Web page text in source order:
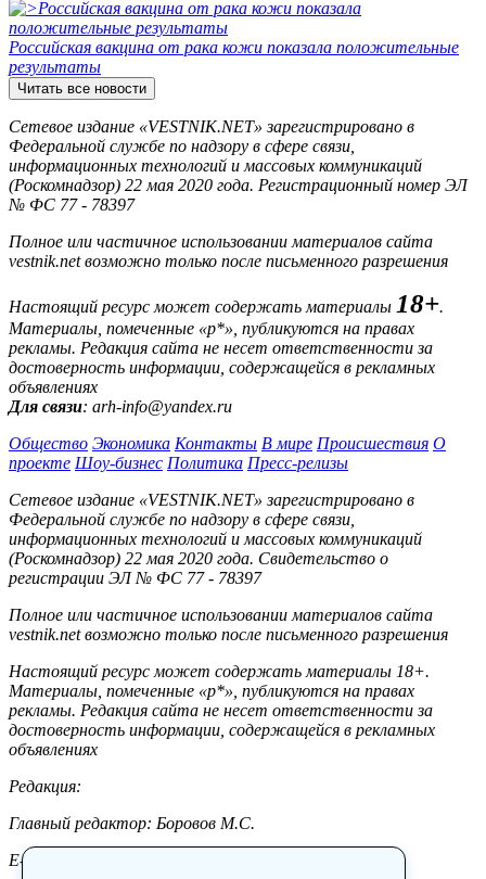
Российская вакцина от рака кожи показала положительные
результаты
Читать все новости
Сетевое издание «VESTNIK.NET» зарегистрировано в
Федеральной службе по надзору в сфере связи,
информационных технологий и массовых коммуникаций
(Роскомнадзор) 22 мая 2020 года. Регистрационный номер ЭЛ
№ ФС 77 - 78397
Полное или частичное использовании материалов сайта
vestnik.net возможно только после письменного разрешения
Настоящий ресурс может содержать материалы 18+.
Материалы, помеченные «р*», публикуются на правах
рекламы. Редакция сайта не несет ответственности за
достоверность информации, содержащейся в рекламных
объявлениях
Для связи: arh-info@yandex.ru
Общество Экономика Контакты В мире Происшествия О
проекте Шоу-бизнес Политика Пресс-релизы
Сетевое издание «VESTNIK.NET» зарегистрировано в
Федеральной службе по надзору в сфере связи,
информационных технологий и массовых коммуникаций
(Роскомнадзор) 22 мая 2020 года. Свидетельство о
регистрации ЭЛ № ФС 77 - 78397
Полное или частичное использовании материалов сайта
vestnik.net возможно только после письменного разрешения
Настоящий ресурс может содержать материалы 18+.
Материалы, помеченные «р*», публикуются на правах
рекламы. Редакция сайта не несет ответственности за
достоверность информации, содержащейся в рекламных
объявлениях
Редакция:
Главный редактор: Боровов М.С.
E-mail: site@vestnik.net, reb.msk@yandex.ru